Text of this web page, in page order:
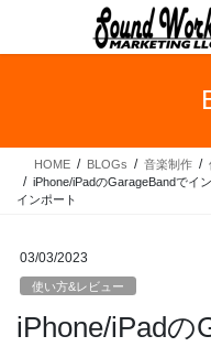
テ
ス
ゲ
ン
HOME BLOGs 音楽制作
iPhone/iPadのGarageBandでイ
インポート
03/03/2023
使い方&レビュー
iPhone/iPadの